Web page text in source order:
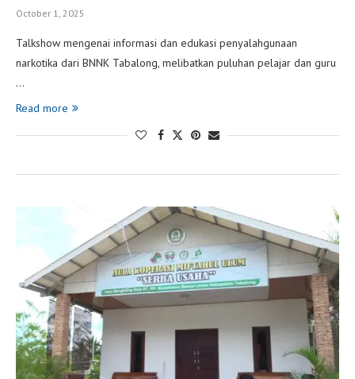
October 1, 2025
Talkshow mengenai informasi dan edukasi penyalahgunaan
narkotika dari BNNK Tabalong, melibatkan puluhan pelajar dan guru
…
Read more